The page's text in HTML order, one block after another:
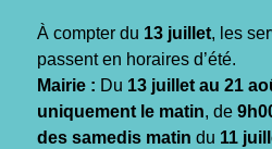
À compter du 13 juillet, les
passent en horaires d’été.
Mairie : Du 13 juillet au 21
uniquement le matin, de
des samedis matin du 11